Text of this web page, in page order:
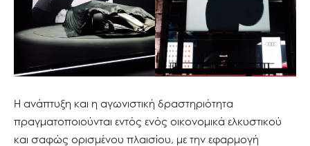
Η ανάπτυξη και η αγωνιστική δραστηριότητα
πραγματοποιούνται εντός ενός οικονομικά ελκυστικού
και σαφώς ορισμένου πλαισίου, με την εφαρμογή